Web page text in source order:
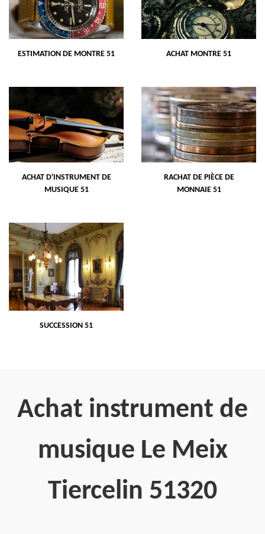
ESTIMATION DE MONTRE 51 ACHAT MONTRE 51
ACHAT D'INSTRUMENT DE
MUSIQUE 51
RACHAT DE PIÈCE DE
MONNAIE 51
SUCCESSION 51
Achat instrument de
musique Le Meix
Tiercelin 51320